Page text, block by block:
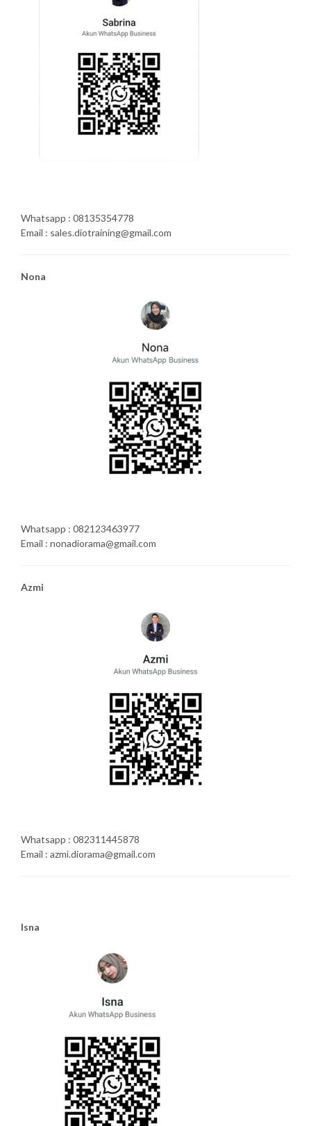
Whatsapp : 08135354778
Email : sales.diotraining@gmail.com
Nona
Whatsapp : 082123463977
Email : nonadiorama@gmail.com
Azmi
Whatsapp : 082311445878
Email : azmi.diorama@gmail.com
Isna